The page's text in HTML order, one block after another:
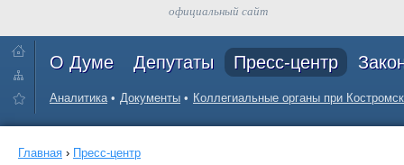
официальный сайт
О Думе Депутаты Пресс-центр
Аналитика Документы Коллегиальные органы при
Главная › Пресс-центр